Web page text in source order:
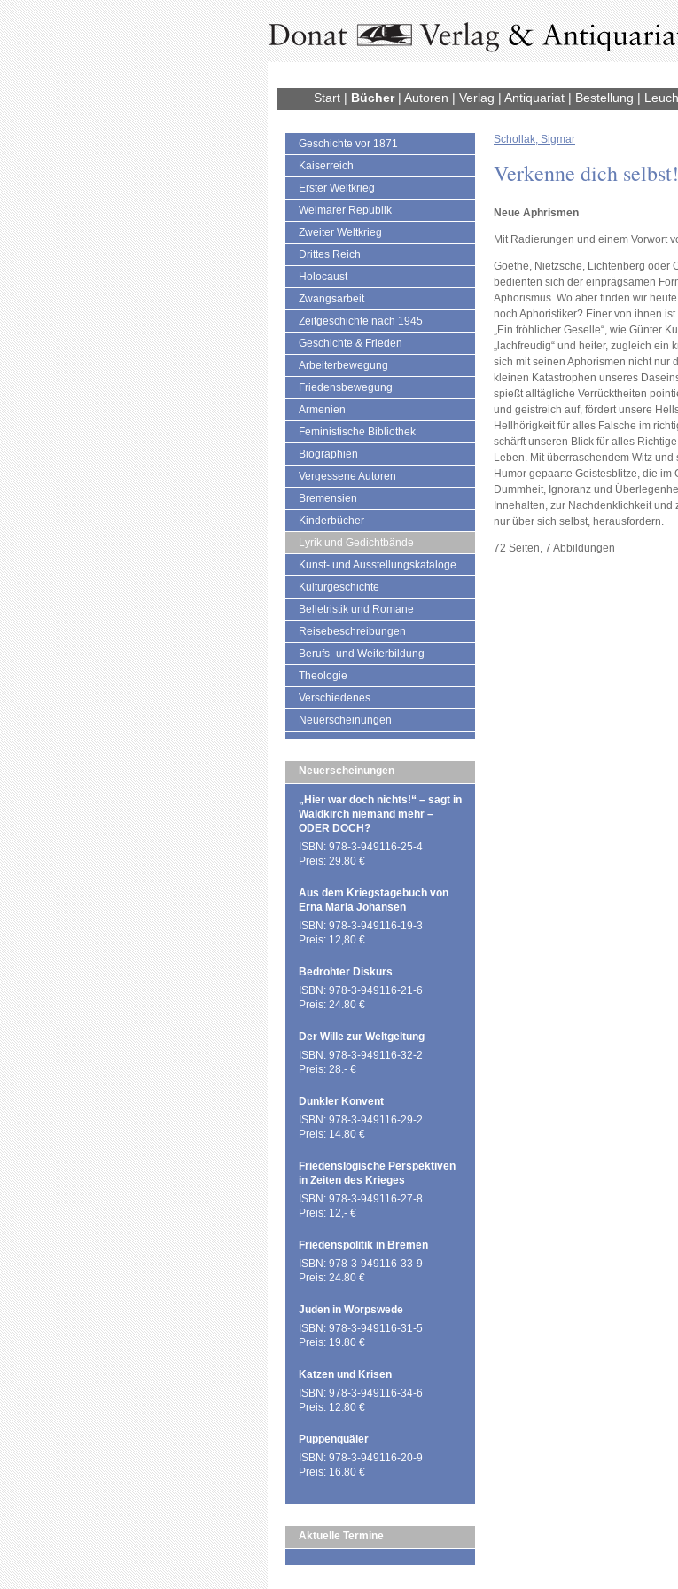
Start| Bücher| Autoren | Verlag | Antiquariat| Bestellung |
Geschichte vor 1871
Kaiserreich
Erster Weltkrieg
Weimarer Republik
Zweiter Weltkrieg
Drittes Reich
Holocaust
Zwangsarbeit
Zeitgeschichte nach 1945
Geschichte & Frieden
Arbeiterbewegung
Friedensbewegung
Armenien
Feministische Bibliothek
Biographien
Vergessene Autoren
Bremensien
Kinderbücher
Lyrik und Gedichtbände
Kunst- und Ausstellungskataloge
Kulturgeschichte
Belletristik und Romane
Reisebeschreibungen
Berufs- und Weiterbildung
Theologie
Verschiedenes
Neuerscheinungen
Neuerscheinungen
„Hier war doch nichts!“ – sagt in
Waldkirch niemand mehr –
ODER DOCH?
ISBN: 978-3-949116-25-4
Preis: 29.80 €
Aus dem Kriegstagebuch von
Erna Maria Johansen
ISBN: 978-3-949116-19-3
Preis: 12,80 €
Bedrohter Diskurs
ISBN: 978-3-949116-21-6
Preis: 24.80 €
Der Wille zur Weltgeltung
ISBN: 978-3-949116-32-2
Preis: 28.- €
Dunkler Konvent
ISBN: 978-3-949116-29-2
Preis: 14.80 €
Friedenslogische Perspektiven
in Zeiten des Krieges
ISBN: 978-3-949116-27-8
Preis: 12,- €
Friedenspolitik in Bremen
ISBN: 978-3-949116-33-9
Preis: 24.80 €
Juden in Worpswede
ISBN: 978-3-949116-31-5
Preis: 19.80 €
Katzen und Krisen
ISBN: 978-3-949116-34-6
Preis: 12.80 €
Puppenquäler
ISBN: 978-3-949116-20-9
Preis: 16.80 €
Aktuelle Termine
Schollak, Sigmar
Verkenne dich selbst!
Neue Aphrismen
Mit Radierungen und einem Vorwort
Goethe, Nietzsche, Lichtenberg oder
bedienten sich der einprägsamen
Aphorismus. Wo aber finden wir
noch Aphoristiker? Einer von ihnen
„Ein fröhlicher Geselle“, wie Günter
„lachfreudig“ und heiter, zugleich ein
sich mit seinen Aphorismen nicht nur
kleinen Katastrophen unseres
spießt alltägliche Verrücktheiten
und geistreich auf, fördert unsere
Hellhörigkeit für alles Falsche im
schärft unseren Blick für alles
Leben. Mit überraschendem Witz und
Humor gepaarte Geistesblitze, die im
Dummheit, Ignoranz und
Innehalten, zur Nachdenklichkeit und
nur über sich selbst, herausfordern.
72 Seiten, 7 Abbildungen